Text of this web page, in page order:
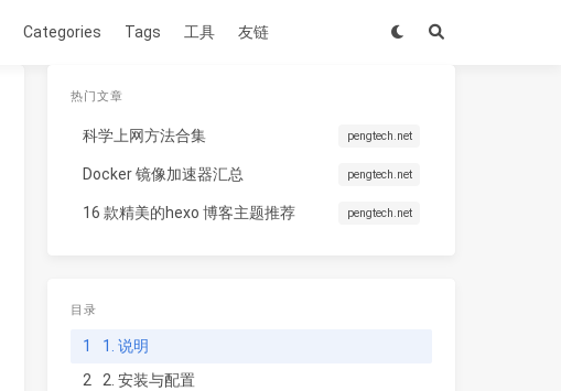
Categories Tags 工具 友链
热门文章
科学上网方法合集 pengtech.net
Docker 镜像加速器汇总 pengtech.net
16 款精美的hexo 博客主题推荐 pengtech.net
目录
1
1. 说明
2
2. 安装与配置